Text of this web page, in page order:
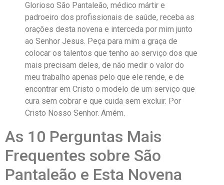
Glorioso São Pantaleão, médico mártir e
padroeiro dos profissionais de saúde, receba as
orações desta novena e interceda por mim junto
ao Senhor Jesus. Peça para mim a graça de
colocar os talentos que tenho ao serviço dos que
mais precisam deles, de não medir o valor do
meu trabalho apenas pelo que ele rende, e de
encontrar em Cristo o modelo de um serviço que
cura sem cobrar e que cuida sem excluir. Por
Cristo Nosso Senhor. Amém.
As 10 Perguntas Mais
Frequentes sobre São
Pantaleão e Esta Novena